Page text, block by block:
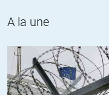
bien arrêtée
options raisonnables.
+3
A la une